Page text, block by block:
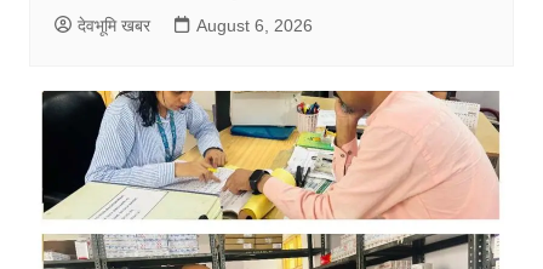
देवभूमि खबर August 6, 2026